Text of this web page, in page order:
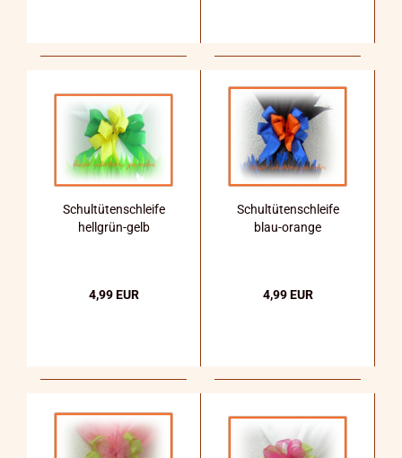
Schultütenschleife
hellgrün-gelb
4,99 EUR
Schultütenschleife
blau-orange
4,99 EUR